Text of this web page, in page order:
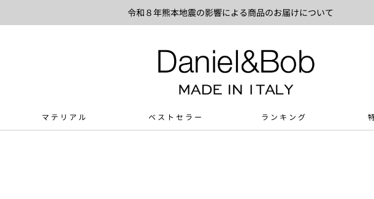
令和８年熊本地震の影響による商品のお届けについて
マテリアル ベストセラー ランキング